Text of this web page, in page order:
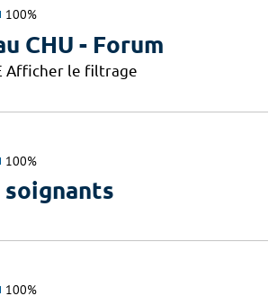
100%
CHU - Forum
Afficher le filtrage
100%
soignants
100%